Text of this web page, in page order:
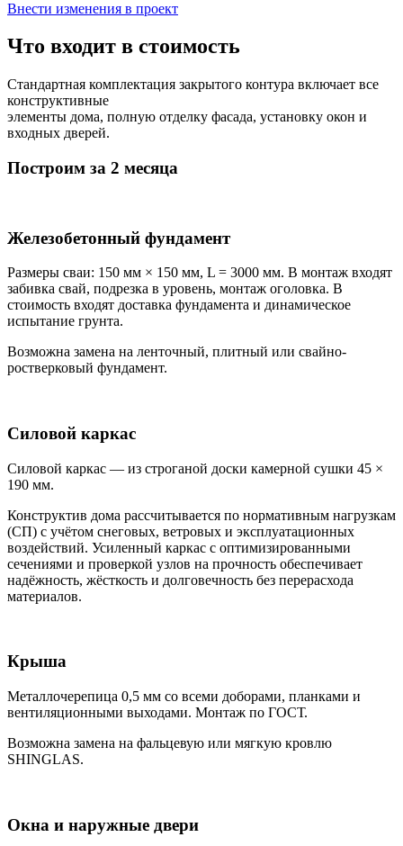
Внести изменения в проект
Что входит в стоимость
Стандартная комплектация закрытого контура включает все
конструктивные
элементы дома, полную отделку фасада, установку окон и
входных дверей.
Построим за 2 месяца
Железобетонный фундамент
Размеры сваи: 150 мм × 150 мм, L = 3000 мм. В монтаж входят
забивка свай, подрезка в уровень, монтаж оголовка. В
стоимость входят доставка фундамента и динамическое
испытание грунта.
Возможна замена на ленточный, плитный или свайно-
ростверковый фундамент.
Силовой каркас
Силовой каркас — из строганой доски камерной сушки 45 ×
190 мм.
Конструктив дома рассчитывается по нормативным нагрузкам
(СП) с учётом снеговых, ветровых и эксплуатационных
воздействий. Усиленный каркас с оптимизированными
сечениями и проверкой узлов на прочность обеспечивает
надёжность, жёсткость и долговечность без перерасхода
материалов.
Крыша
Металлочерепица 0,5 мм со всеми доборами, планками и
вентиляционными выходами. Монтаж по ГОСТ.
Возможна замена на фальцевую или мягкую кровлю
SHINGLAS.
Окна и наружные двери